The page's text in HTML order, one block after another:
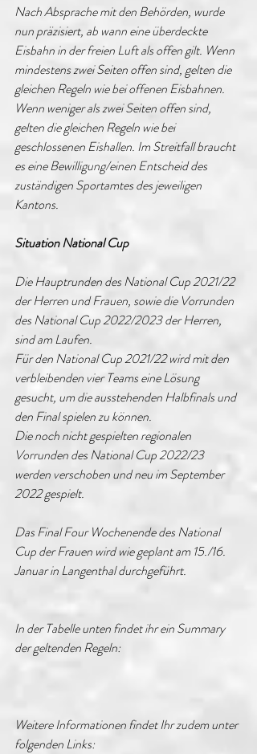
Nach Absprache mit den Behörden, wurde
nun präzisiert, ab wann eine überdeckte
Eisbahn in der freien Luft als offen gilt. Wenn
mindestens zwei Seiten offen sind, gelten die
gleichen Regeln wie bei offenen Eisbahnen.
Wenn weniger als zwei Seiten offen sind,
gelten die gleichen Regeln wie bei
geschlossenen Eishallen. Im Streitfall braucht
es eine Bewilligung/einen Entscheid des
zuständigen Sportamtes des jeweiligen
Kantons.
Situation National Cup
Die Hauptrunden des National Cup 2021/22
der Herren und Frauen, sowie die Vorrunden
des National Cup 2022/2023 der Herren,
sind am Laufen.
Für den National Cup 2021/22 wird mit den
verbleibenden vier Teams eine Lösung
gesucht, um die ausstehenden Halbfinals und
den Final spielen zu können.
Die noch nicht gespielten regionalen
Vorrunden des National Cup 2022/23
werden verschoben und neu im September
2022 gespielt.
Das Final Four Wochenende des National
Cup der Frauen wird wie geplant am 15./16.
Januar in Langenthal durchgeführt.
In der Tabelle unten findet ihr ein Summary
der geltenden Regeln:
Weitere Informationen findet Ihr zudem unter
folgenden Links: